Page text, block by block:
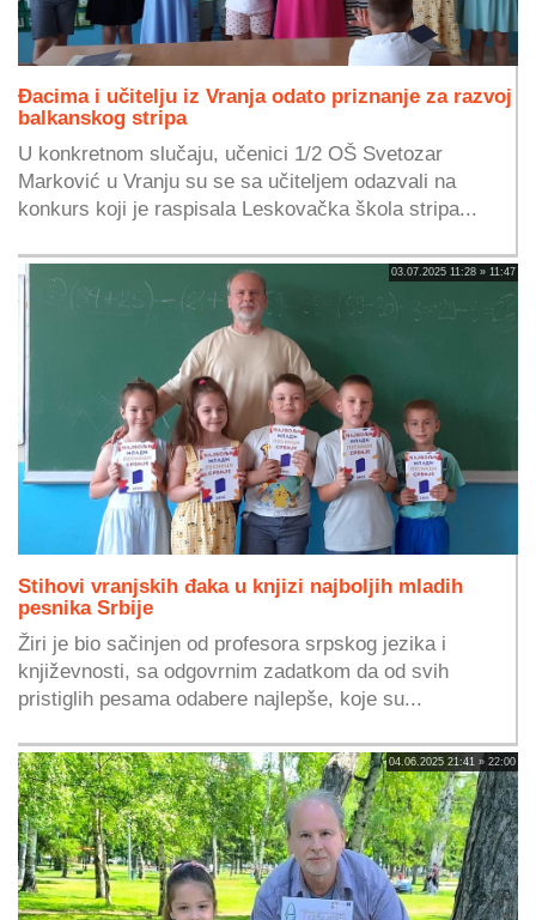
Đacima i učitelju iz Vranja odato priznanje za razvoj
balkanskog stripa
U konkretnom slučaju, učenici 1/2 OŠ Svetozar
Marković u Vranju su se sa učiteljem odazvali na
konkurs koji je raspisala Leskovačka škola stripa...
03.07.2025 11:28 » 11:47
Stihovi vranjskih đaka u knjizi najboljih mladih
pesnika Srbije
Žiri je bio sačinjen od profesora srpskog jezika i
književnosti, sa odgovrnim zadatkom da od svih
pristiglih pesama odabere najlepše, koje su...
04.06.2025 21:41 » 22:00